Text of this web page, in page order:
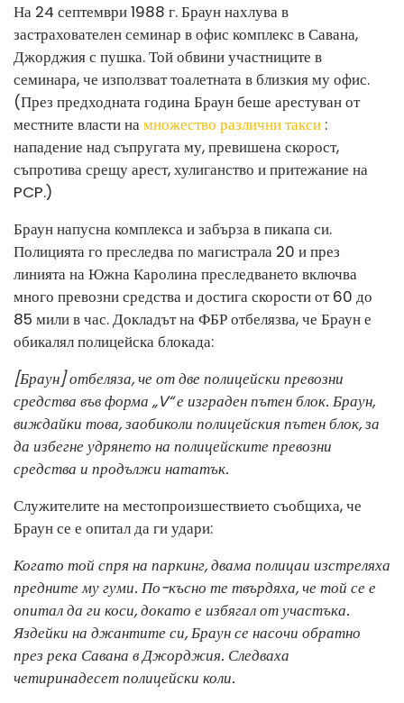
На 24 септември 1988 г. Браун нахлува в
застрахователен семинар в офис комплекс в Савана,
Джорджия с пушка. Той обвини участниците в
семинара, че използват тоалетната в близкия му офис.
(През предходната година Браун беше арестуван от
местните власти намножество различни такси :
нападение над съпругата му, превишена скорост,
съпротива срещу арест, хулиганство и притежание на
PCP.)
Браун напусна комплекса и забърза в пикапа си.
Полицията го преследва по магистрала 20 и през
линията на Южна Каролина преследването включва
много превозни средства и достига скорости от 60 до
85 мили в час. Докладът на ФБР отбелязва, че Браун е
обикалял полицейска блокада:
[Браун] отбеляза, че от две полицейски превозни
средства във форма „V“ е изграден пътен блок. Браун,
виждайки това, заобиколи полицейския пътен блок, за
да избегне удрянето на полицейските превозни
средства и продължи нататък.
Служителите на местопроизшествието съобщиха, че
Браун се е опитал да ги удари:
Когато той спря на паркинг, двама полицаи изстреляха
предните му гуми. По-късно те твърдяха, че той се е
опитал да ги коси, докато е избягал от участъка.
Яздейки на джантите си, Браун се насочи обратно
през река Савана в Джорджия. Следваха
четиринадесет полицейски коли.